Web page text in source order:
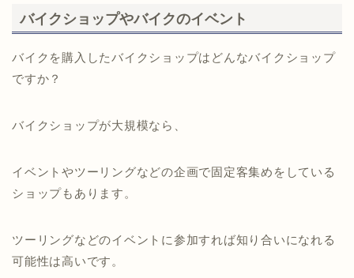
バイクショップやバイクのイベント
バイクを購入したバイクショップはどんなバイクショップ
ですか？
バイクショップが大規模なら、
イベントやツーリングなどの企画で固定客集めをしている
ショップもあります。
ツーリングなどのイベントに参加すれば知り合いになれる
可能性は高いです。